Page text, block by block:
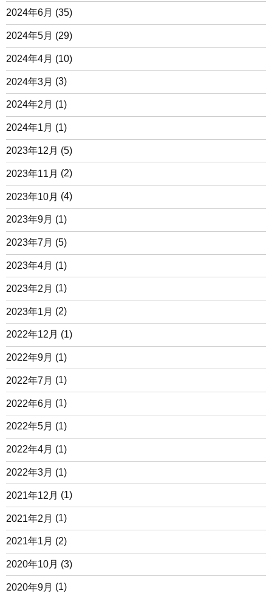
2024年6月 (35)
2024年5月 (29)
2024年4月 (10)
2024年3月 (3)
2024年2月 (1)
2024年1月 (1)
2023年12月 (5)
2023年11月 (2)
2023年10月 (4)
2023年9月 (1)
2023年7月 (5)
2023年4月 (1)
2023年2月 (1)
2023年1月 (2)
2022年12月 (1)
2022年9月 (1)
2022年7月 (1)
2022年6月 (1)
2022年5月 (1)
2022年4月 (1)
2022年3月 (1)
2021年12月 (1)
2021年2月 (1)
2021年1月 (2)
2020年10月 (3)
2020年9月 (1)